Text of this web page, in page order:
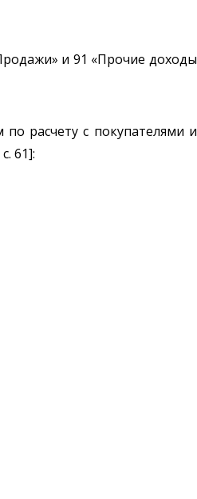
и 91 «Прочие доходы
расчету с покупателями и
61]: